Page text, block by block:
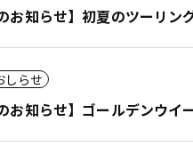
お知らせ】初夏のツーリ
しらせ
お知らせ】ゴールデンウ